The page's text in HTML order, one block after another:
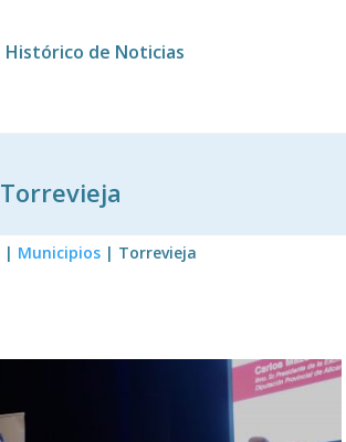
Histórico de Noticias
Torrevieja
| Municipios| Torrevieja